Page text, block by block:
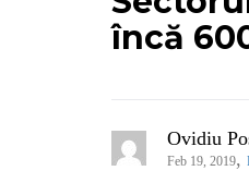
încă
Ovidiu
Feb 19, 2019,